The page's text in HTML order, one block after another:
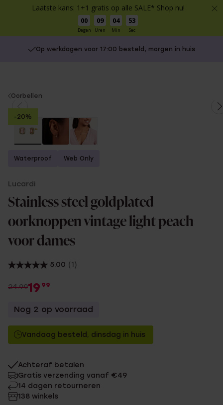
Laatste kans: 1+1 gratis op alle SALE* Shop nu!
00
Dagen
09
Uren
04
Min
53
Sec
Op werkdagen voor 17:00 besteld, morgen in huis
You
are
here:
Oorbellen
-20%
Waterproof Web Only
Lucardi
Stainless steel goldplated
oorknoppen vintage light peach
voor dames
5.00 (1)
24.9919 99
Nog 2 op voorraad
Vandaag besteld, dinsdag in huis
Achteraf betalen
Gratis verzending vanaf €49
14 dagen retourneren
138 winkels